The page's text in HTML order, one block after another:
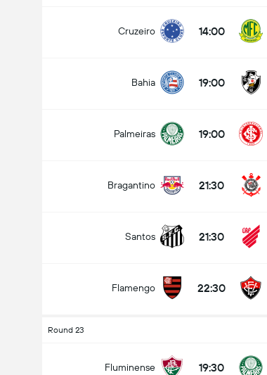
Cruzeiro 14:00
Bahia 19:00
Palmeiras 19:00
Bragantino 21:30
Santos 21:30
Flamengo 22:30
Round 23
Fluminense 19:30